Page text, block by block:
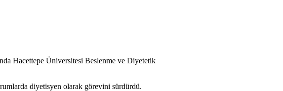
Hacettepe Üniversitesi Beslenme ve Diyetetik
diyetisyen olarak görevini sürdürdü.